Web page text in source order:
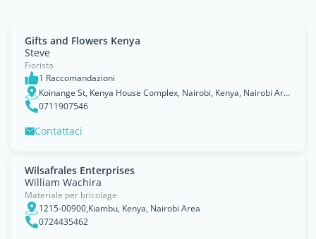
Gifts and Flowers Kenya
Steve
Fiorista
1 Raccomandazioni
Koinange St, Kenya House Complex, Nairobi, Kenya, Nairobi Area
0711907546
Contattaci
Wilsafrales Enterprises
William Wachira
Materiale per bricolage
1215-00900,Kiambu, Kenya, Nairobi Area
0724435462